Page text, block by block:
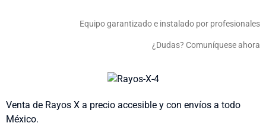
Equipo garantizado e instalado por profesionales
¿Dudas? Comuníquese ahora
Venta de Rayos X a precio accesible y con envíos a todo
México.